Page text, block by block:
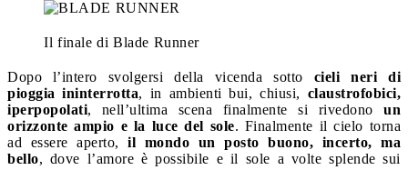
Il finale di Blade Runner
Dopo l’intero svolgersi della vicenda sotto cieli neri di
pioggia ininterrotta, in ambienti bui, chiusi, claustrofobici,
iperpopolati, nell’ultima scena finalmente si rivedono un
orizzonte ampio e la luce del sole. Finalmente il cielo torna
ad essere aperto, il mondo un posto buono, incerto, ma
bello, dove l’amore è possibile e il sole a volte splende sui